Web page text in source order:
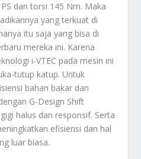
dan torsi 145 Nm. Maka
yang terkuat di
itu saja yang bisa di
mereka ini. Karena
i-VTEC pada mesin ini
tutup katup. Untuk
bahan bakar dan
G-Design Shift
halus dan responsif. Serta
efisiensi dan hal
luar biasa.